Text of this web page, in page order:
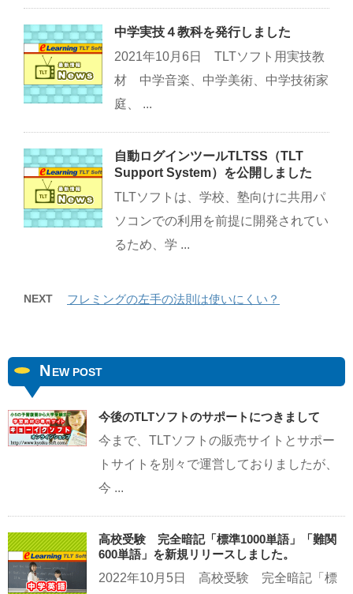
中学実技４教科を発行しました
2021年10月6日 TLTソフト用実技教
材 中学音楽、中学美術、中学技術家
庭、 ...
自動ログインツールTLTSS（TLT
Support System）を公開しました
TLTソフトは、学校、塾向けに共用パ
ソコンでの利用を前提に開発されてい
るため、学 ...
NEXT フレミングの左手の法則は使いにくい？
N EW POST
今後のTLTソフトのサポートにつきまして
今まで、TLTソフトの販売サイトとサポー
トサイトを別々で運営しておりましたが、
今 ...
高校受験 完全暗記「標準1000単語」「難関
600単語」を新規リリースしました。
2022年10月5日 高校受験 完全暗記「標